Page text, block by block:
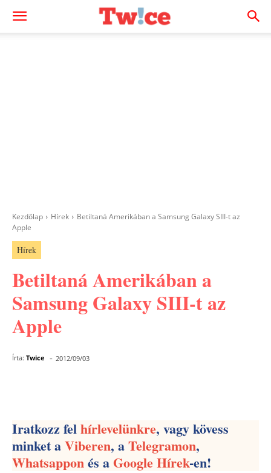
Kezdőlap Hírek
Betiltaná Amerikában a Samsung Galaxy SIII-t az
Apple
Hírek
Betiltaná Amerikában a
Samsung Galaxy SIII-t az
Apple
Írta: Twice - 2012/09/03
Iratkozz felhírlevelünkre, vagy kövess
minket aViberen, aTelegramon,
Whatsapponés aGoogle Hírek-en!